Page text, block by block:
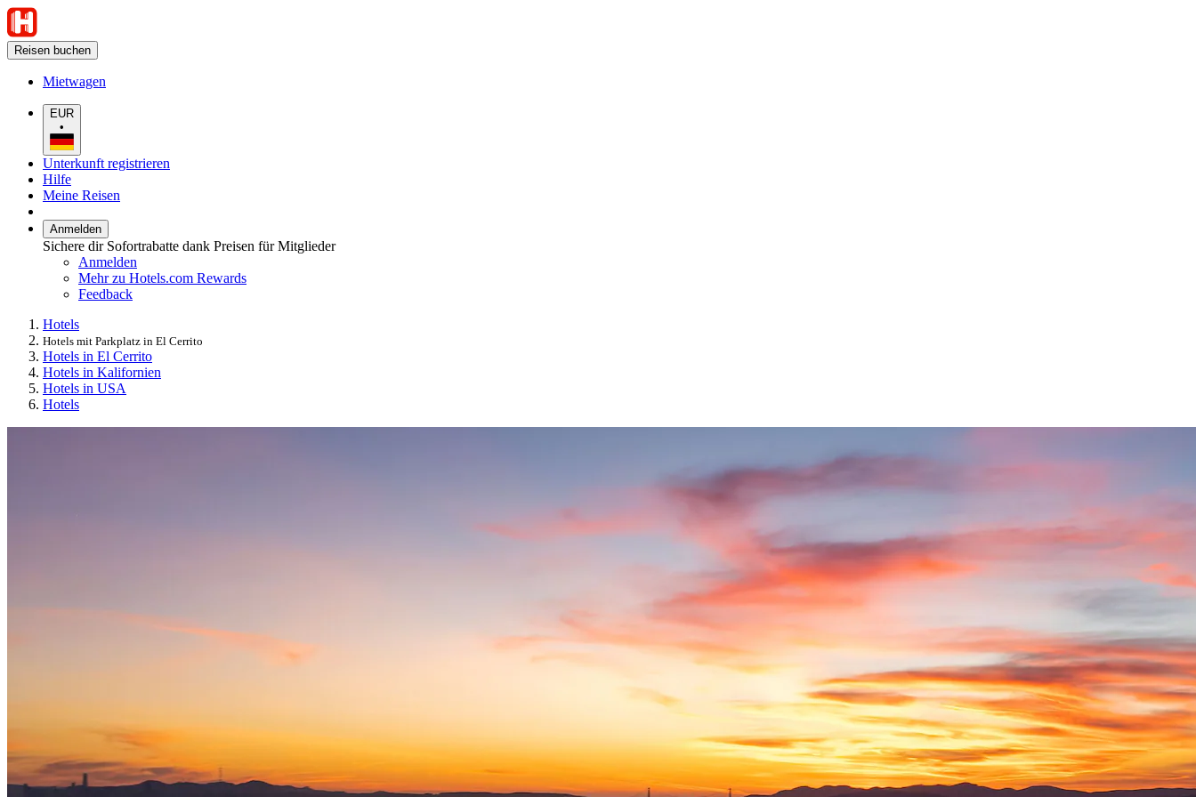
Reisen buchen
Mietwagen
EUR
•
Unterkunft registrieren
Hilfe
Meine Reisen
Anmelden
Sichere dir Sofortrabatte dank Preisen für Mitglieder
Anmelden
Mehr zu Hotels.com Rewards
Feedback
Hotels
Hotels mit Parkplatz in El Cerrito
Hotels in El Cerrito
Hotels in Kalifornien
Hotels in USA
Hotels